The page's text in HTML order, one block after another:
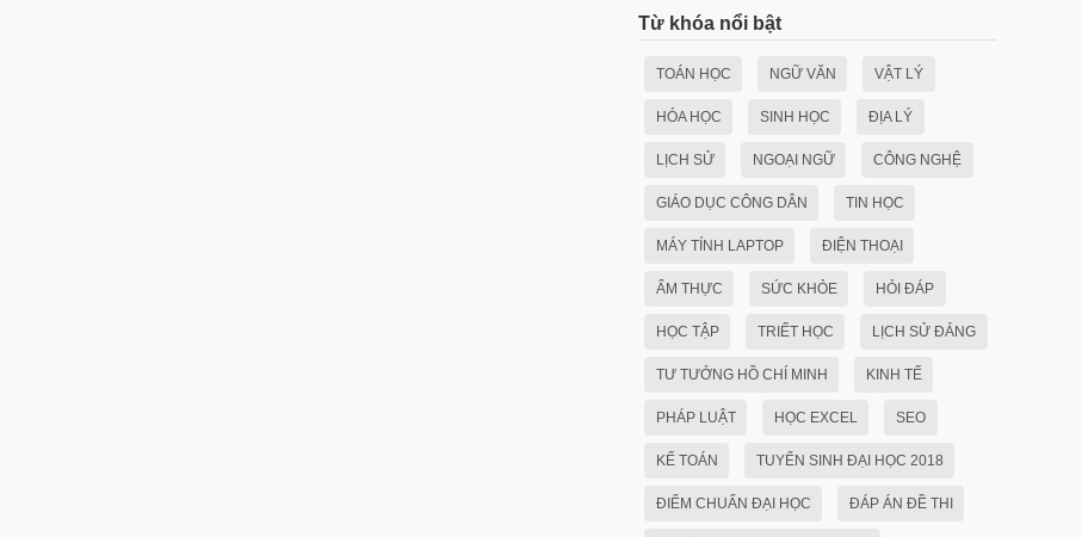
Từ khóa nổi bật
TOÁN HỌC NGỮ VĂN VẬT LÝ
HÓA HỌC SINH HỌC ĐỊA LÝ
LỊCH SỬ NGOẠI NGỮ CÔNG NGHỆ
GIÁO DỤC CÔNG DÂN TIN HỌC
MÁY TÍNH LAPTOP ĐIỆN THOẠI
ẨM THỰC SỨC KHỎE HỎI ĐÁP
HỌC TẬP TRIẾT HỌC LỊCH SỬ ĐẢNG
TƯ TƯỞNG HỒ CHÍ MINH KINH TẾ
PHÁP LUẬT HỌC EXCEL SEO
KẾ TOÁN TUYỂN SINH ĐẠI HỌC 2018
ĐIỂM CHUẨN ĐẠI HỌC ĐÁP ÁN ĐỀ THI